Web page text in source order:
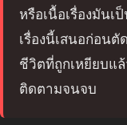
หรือเนื้อเรื่องมันเ
เรื่องนี้เสนอก่อน
ชีวิตที่ถูกเหยียบแ
ติดตามจนจบ